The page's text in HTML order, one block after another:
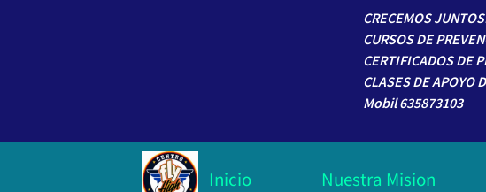
CRECEMOS
CURSOS DE
CERTIFICADOS DE
CLASES DE APOYO
Mobil 635873103
Inicio Nuestra Mision